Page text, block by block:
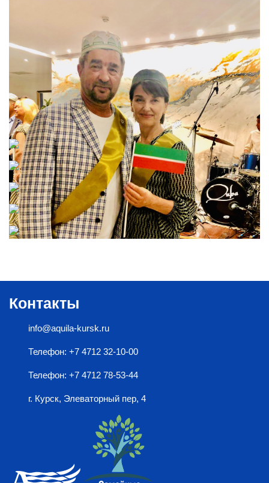
Контакты
info@aquila-kursk.ru
Телефон: +7 4712 32-10-00
Телефон: +7 4712 78-53-44
г. Курск, Элеваторный пер, 4